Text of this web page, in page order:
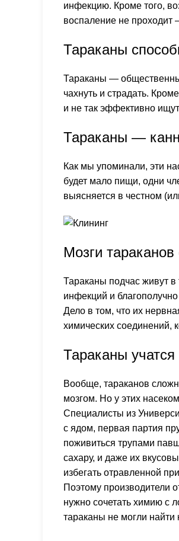
инфекцию. Кроме того,
воспаление не проходит
Тараканы
Тараканы —
чахнуть и страдать.
и не так эффективно
Тараканы —
Как мы упоминали, эти
будет мало пищи, одни
выясняется в честном
Мозги
Тараканы подчас живут в
инфекций и
Дело в том, что их
химических соединений,
Тараканы
Вообще, тараканов
мозгом. Но у этих
Специалисты из
с ядом, первая партия
поживиться трупами
сахару, и даже их
избегать отравленной
Поэтому производители
нужно сочетать химию с
тараканы не могли найти